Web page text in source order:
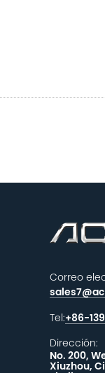
Correo
Tel:+86-
Dirección:
No. 200,
Xiuzhou,